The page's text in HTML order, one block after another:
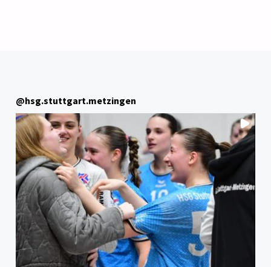
BOTTWARTAL "
@hsg.stuttgart.metzingen